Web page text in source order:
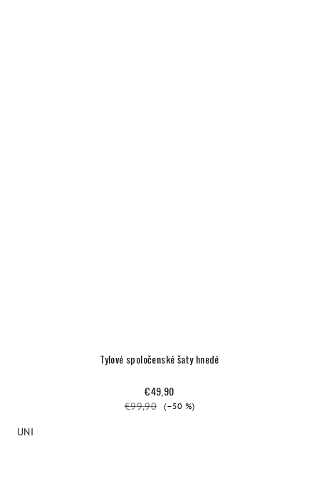
Tylové spoločenské šaty hnedé
€49,90
€99,90 (–50 %)
UNI